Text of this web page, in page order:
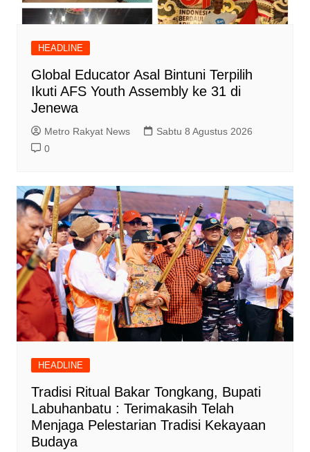
HEADLINE
Global Educator Asal Bintuni Terpilih
Ikuti AFS Youth Assembly ke 31 di
Jenewa
Metro Rakyat News
Sabtu 8 Agustus 2026
0
HEADLINE
Tradisi Ritual Bakar Tongkang, Bupati
Labuhanbatu : Terimakasih Telah
Menjaga Pelestarian Tradisi Kekayaan
Budaya